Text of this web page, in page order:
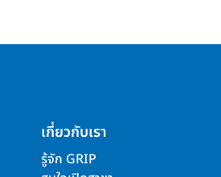
เกี่ยวกับเรา
รู้จัก GRIP